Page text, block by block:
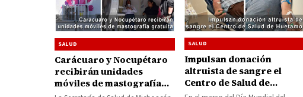
SALUD
Carácuaro y Nocupétaro
recibirán unidades
móviles de mastografía
SALUD
Impulsan donación
altruista de sangre el
Centro de Salud de
Huetamo